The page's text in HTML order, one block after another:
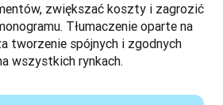
zwiększać koszty i zagrozić
Tłumaczenie oparte na
tworzenie spójnych i zgodnych
wszystkich rynkach.